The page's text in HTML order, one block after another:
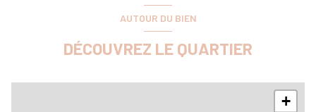
terrasse
AUTOUR DU BIEN
DÉCOUVREZ LE QUARTIER
+